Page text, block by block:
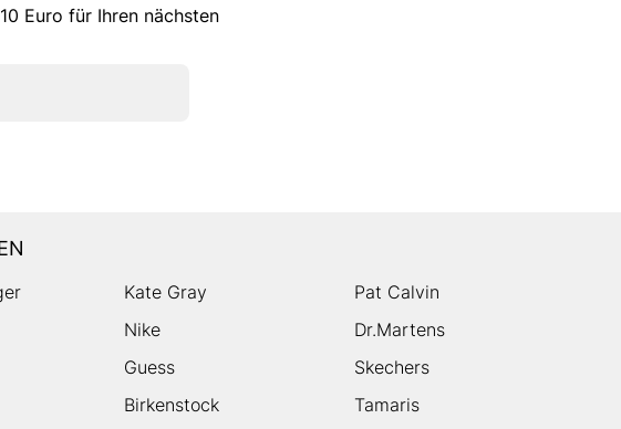
Euro für Ihren nächsten
Kate Gray
Pat Calvin
Nike
Dr.Martens
Guess
Skechers
Birkenstock
Tamaris